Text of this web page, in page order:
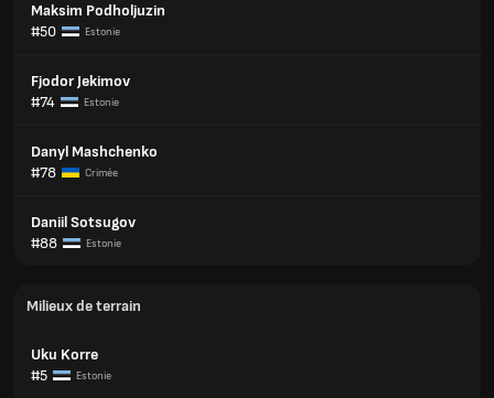
Maksim Podholjuzin
#50
Estonie
Fjodor Jekimov
#74
Estonie
Danyl Mashchenko
#78
Crimée
Daniil Sotsugov
#88
Estonie
Milieux de terrain
Uku Korre
#5
Estonie